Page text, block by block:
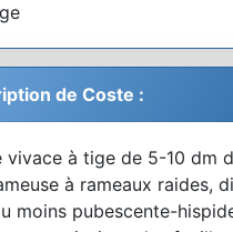
de Coste :
vivace à tige de 5-10 dm
à rameaux raides,
moins pubescente-